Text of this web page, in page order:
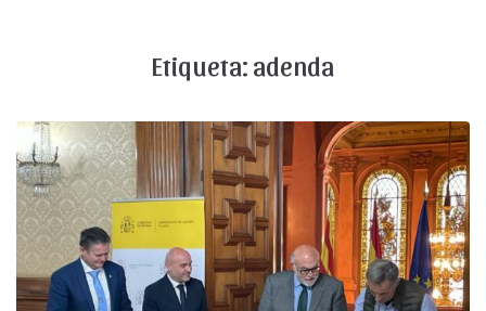
Etiqueta: adenda